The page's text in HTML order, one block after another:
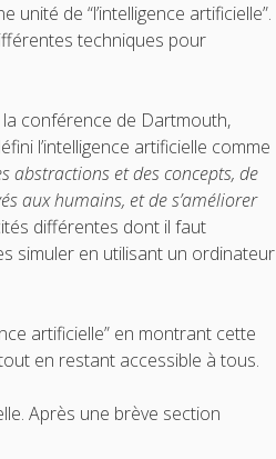
de “l’intelligence artificielle”.
techniques pour
conférence de Dartmouth,
l’intelligence artificielle comme
abstractions et des concepts, de
aux humains, et de s’améliorer
différentes dont il faut
simuler en utilisant un ordinateur
artificielle” en montrant cette
en restant accessible à tous.
Après une brève section